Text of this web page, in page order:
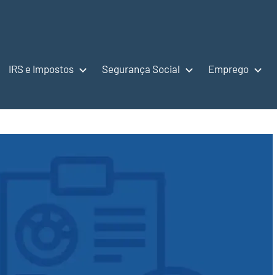
IRS e Impostos Segurança Social Emprego